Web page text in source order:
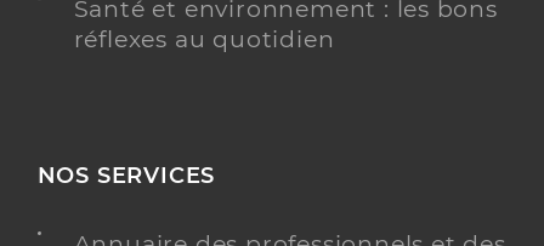
Santé et environnement : les bons
réflexes au quotidien
NOS SERVICES